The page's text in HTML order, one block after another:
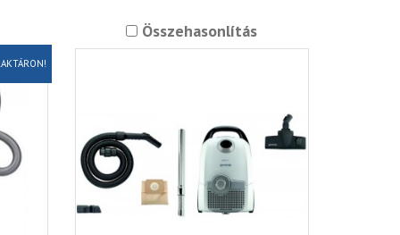
Összehasonlítás